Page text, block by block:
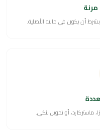
ماستركارد، أو تحويل بنكي.